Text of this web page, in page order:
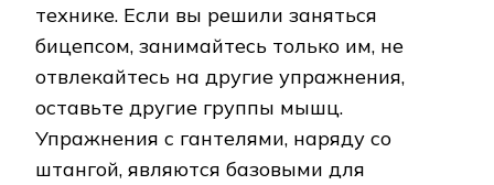
технике. Если вы решили заняться
бицепсом, занимайтесь только им, не
отвлекайтесь на другие упражнения,
оставьте другие группы мышц.
Упражнения с гантелями, наряду со
штангой, являются базовыми для